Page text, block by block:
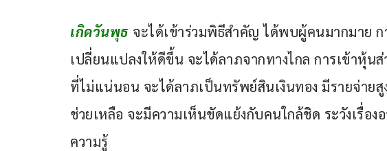
เกิดวันพุธ จะได้เข้าร่วมพิธีสำคัญ ได้พบผู้คนมากมาย
เปลี่ยนแปลงให้ดีขึ้น จะได้ลาภจากทางไกล การเข้าหุ้นส่
ที่ไม่แน่นอน จะได้ลาภเป็นทรัพย์สินเงินทอง มีรายจ่าย
ช่วยเหลือ จะมีความเห็นขัดแย้งกับคนใกล้ชิด ระวังเรื่อ
ความรู้